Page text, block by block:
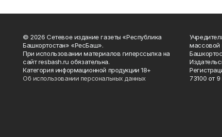
© 2026 Сетевое издание газеты «Республика
Башкортостан» «РесБаш».
При использовании материалов гиперссылка на
сайт resbash.ru обязательна.
Категория информационной продукции 18+
Об использовании персональных данных
массовой
73100 от